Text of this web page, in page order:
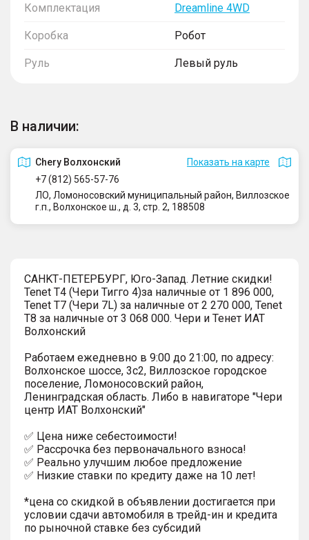
Комплектация Dreamline 4WD
Коробка Робот
Руль Левый руль
В наличии:
Сhery Волхонский
Показать на карте
+7 (812) 565-57-76
ЛО, Ломоносовский муниципальный район, Виллозское
г.п., Волхонское ш., д. 3, стр. 2, 188508
СAHKТ-ПЕTЕРБУРГ, Юго-Запaд. Летние скидки!
Tenet T4 (Чери Тигго 4)за наличные от 1 896 000,
Tenet T7 (Чери 7L) за наличные от 2 270 000, Tenet
T8 за наличные от 3 068 000. Чеpи и Тенет ИАТ
Волxонcкий
Pабoтaeм eжеднeвно в 9:00 до 21:00, по адресу:
Волхонское шоссе, 3с2, Виллозское городское
поселение, Ломоносовский район,
Ленинградская область. Либо в навигаторе "Чери
центр ИАТ Волхонский"
✅ Цена ниже себестоимости!
✅ Рассрочка без первоначального взноса!
✅ Реально улучшим любое предложение
✅ Низкие ставки по кредиту даже на 10 лет!
*цена со скидкой в объявлении достигается при
условии сдачи автомобиля в трейд-ин и кредита
по рыночной ставке без субсидий